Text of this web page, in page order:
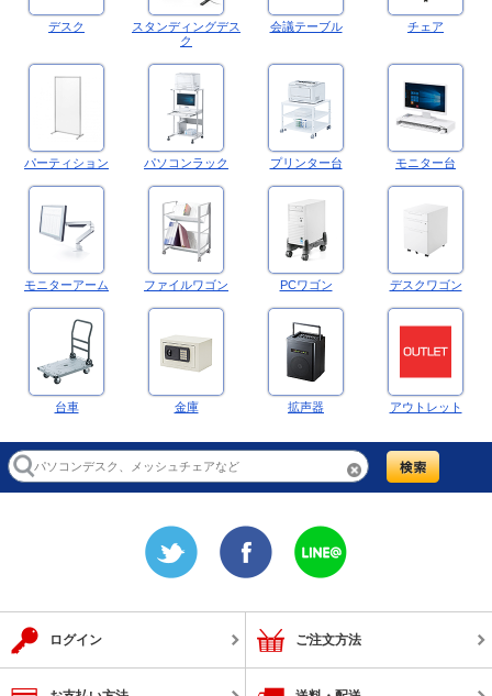
デスク
スタンディングデス
ク
会議テーブル チェア
パーティション パソコンラック プリンター台 モニター台
モニターアーム ファイルワゴン PCワゴン デスクワゴン
台車 金庫 拡声器 アウトレット
ログイン ご注文方法